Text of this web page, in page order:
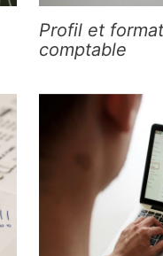
Profil et
comptable